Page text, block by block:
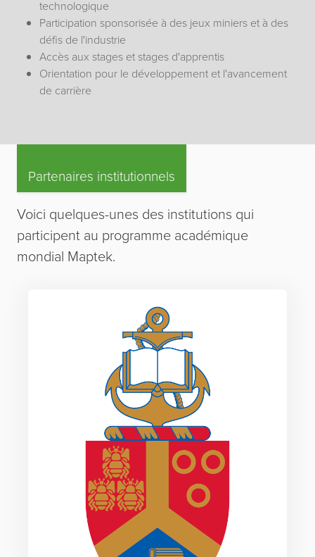
technologique
Participation sponsorisée à des jeux miniers et à des
défis de l'industrie
Accès aux stages et stages d'apprentis
Orientation pour le développement et l'avancement
de carrière
Partenaires institutionnels
Voici quelques-unes des institutions qui
participent au programme académique
mondial Maptek.